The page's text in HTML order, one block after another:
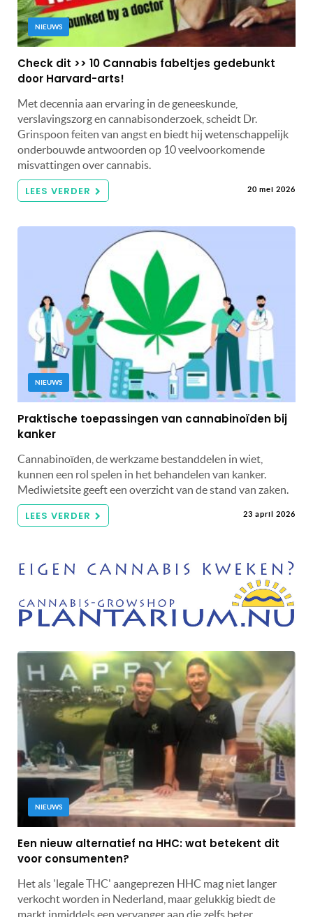
NIEUWS
Check dit >> 10 Cannabis fabeltjes gedebunkt
door Harvard-arts!
Met decennia aan ervaring in de geneeskunde,
verslavingszorg en cannabisonderzoek, scheidt Dr.
Grinspoon feiten van angst en biedt hij wetenschappelijk
onderbouwde antwoorden op 10 veelvoorkomende
misvattingen over cannabis.
LEES VERDER 20 mei 2026
NIEUWS
Praktische toepassingen van cannabinoïden bij
kanker
Cannabinoïden, de werkzame bestanddelen in wiet,
kunnen een rol spelen in het behandelen van kanker.
Mediwietsite geeft een overzicht van de stand van zaken.
LEES VERDER 23 april 2026
NIEUWS
Een nieuw alternatief na HHC: wat betekent dit
voor consumenten?
Het als 'legale THC' aangeprezen HHC mag niet langer
verkocht worden in Nederland, maar gelukkig biedt de
markt inmiddels een vervanger aan die zelfs beter,